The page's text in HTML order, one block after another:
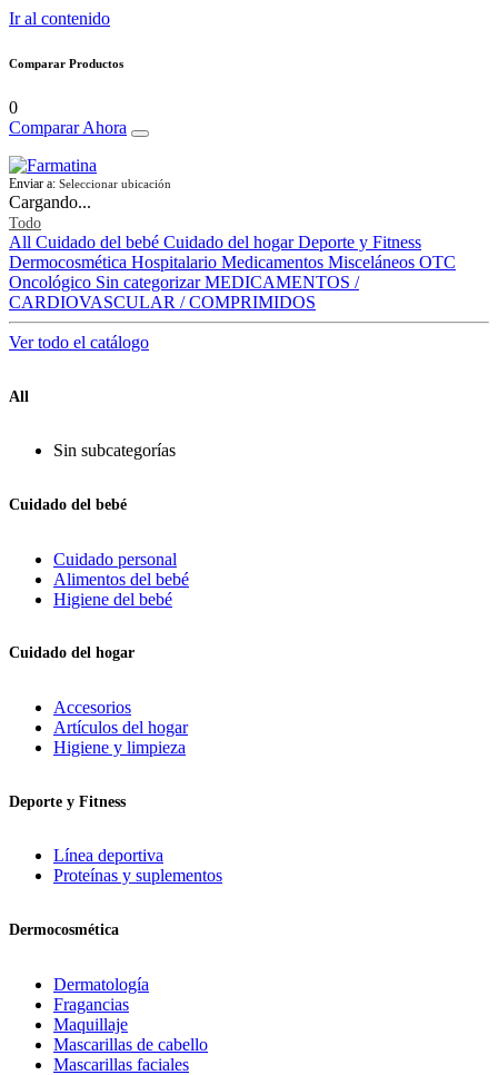
Ir al contenido
Comparar Productos
0
Comparar Ahora
Enviar a: Seleccionar ubicación
Cargando...
Todo
All Cuidado del bebé Cuidado del hogar Deporte y Fitness
Dermocosmética Hospitalario Medicamentos Misceláneos OTC
Oncológico Sin categorizar MEDICAMENTOS /
CARDIOVASCULAR / COMPRIMIDOS
Ver todo el catálogo
All
Sin subcategorías
Cuidado del bebé
Cuidado personal
Alimentos del bebé
Higiene del bebé
Cuidado del hogar
Accesorios
Artículos del hogar
Higiene y limpieza
Deporte y Fitness
Línea deportiva
Proteínas y suplementos
Dermocosmética
Dermatología
Fragancias
Maquillaje
Mascarillas de cabello
Mascarillas faciales